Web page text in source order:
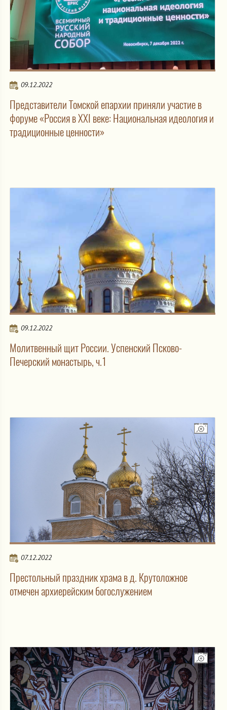
09.12.2022
Представители Томской епархии приняли участие в
форуме «Россия в XXI веке: Национальная идеология и
традиционные ценности»
09.12.2022
Молитвенный щит России. Успенский Псково-
Печерский монастырь, ч.1
07.12.2022
Престольный праздник храма в д. Крутоложное
отмечен архиерейским богослужением